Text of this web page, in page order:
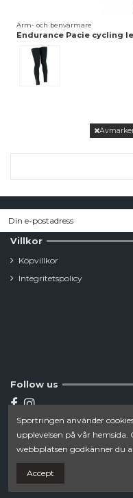
Arm- och benvärmare
Endurance Pacie cycling
Svart
Villkor
Köpvillkor
Integritetspolicy
Follow us
Newsletter
Sportringen använder
upplevelsen på vår
webbplatsen godkänner du
Accept